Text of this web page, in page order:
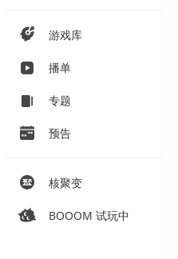
游戏库
播单
专题
预告
核聚变
BOOOM 试玩中